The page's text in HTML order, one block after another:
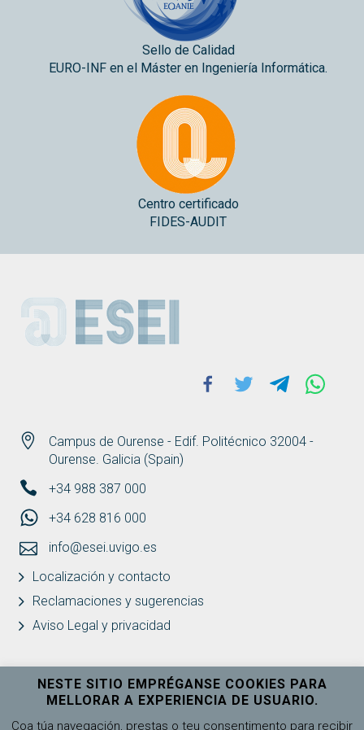
Sello de Calidad
EURO-INF en el Máster en Ingeniería Informática.
Centro certificado
FIDES-AUDIT
ESEI
Campus de Ourense - Edif. Politécnico 32004 -
Ourense. Galicia (Spain)
+34 988 387 000
+34 628 816 000
info@esei.uvigo.es
Localización y contacto
Reclamaciones y sugerencias
Aviso Legal y privacidad
Facebook
Twitter Telegram
NESTE SITIO EMPRÉGANSE COOKIES PARA
MELLORAR A EXPERIENCIA DE USUARIO.
Coa túa navegación, prestas o teu consentimento para recibir